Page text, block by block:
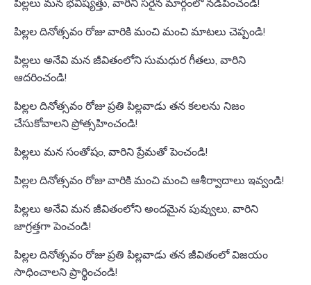
పిల్లల దినోత్సవం రోజు వారికి మంచి మంచి మాటలు చెప్పండి!
పిల్లలు అనేవి మన జీవితంలోని సుమధుర గీతలు, వారిని
ఆదరించండి!
పిల్లల దినోత్సవం రోజు ప్రతి పిల్లవాడు తన కలలను నిజం
చేసుకోవాలని ప్రోత్సహించండి!
పిల్లలు మన సంతోషం, వారిని ప్రేమతో పెంచండి!
పిల్లల దినోత్సవం రోజు వారికి మంచి మంచి ఆశీర్వాదాలు ఇవ్వండి!
పిల్లలు అనేవి మన జీవితంలోని అందమైన పువ్వులు, వారిని
జాగ్రత్తగా పెంచండి!
పిల్లల దినోత్సవం రోజు ప్రతి పిల్లవాడు తన జీవితంలో విజయం
సాధించాలని ప్రార్థించండి!